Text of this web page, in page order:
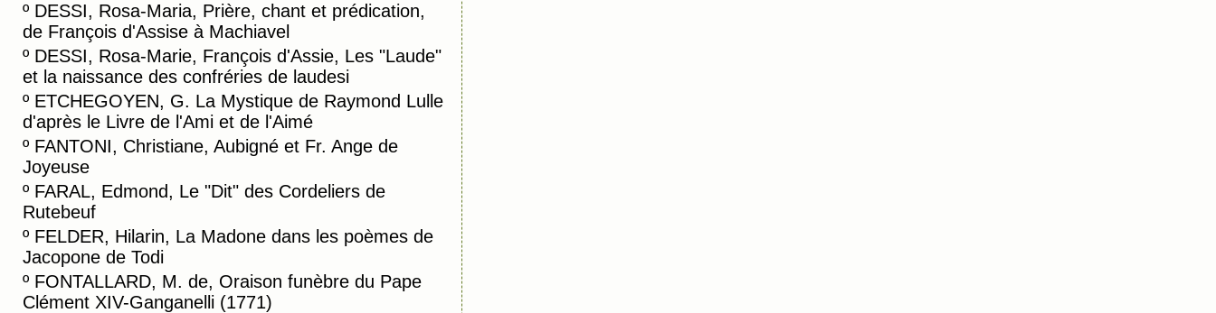
º DESSI, Rosa-Maria, Prière, chant et prédication,
de François d'Assise à Machiavel
º DESSI, Rosa-Marie, François d'Assie, Les "Laude"
et la naissance des confréries de laudesi
º ETCHEGOYEN, G. La Mystique de Raymond Lulle
d'après le Livre de l'Ami et de l'Aimé
º FANTONI, Christiane, Aubigné et Fr. Ange de
Joyeuse
º FARAL, Edmond, Le "Dit" des Cordeliers de
Rutebeuf
º FELDER, Hilarin, La Madone dans les poèmes de
Jacopone de Todi
º FONTALLARD, M. de, Oraison funèbre du Pape
Clément XIV-Ganganelli (1771)